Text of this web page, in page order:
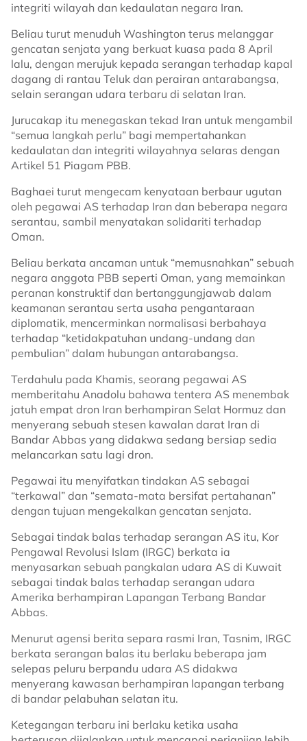
integriti wilayah dan kedaulatan negara Iran.
Beliau turut menuduh Washington terus melanggar
gencatan senjata yang berkuat kuasa pada 8 April
lalu, dengan merujuk kepada serangan terhadap kapal
dagang di rantau Teluk dan perairan antarabangsa,
selain serangan udara terbaru di selatan Iran.
Jurucakap itu menegaskan tekad Iran untuk mengambil
“semua langkah perlu” bagi mempertahankan
kedaulatan dan integriti wilayahnya selaras dengan
Artikel 51 Piagam PBB.
Baghaei turut mengecam kenyataan berbaur ugutan
oleh pegawai AS terhadap Iran dan beberapa negara
serantau, sambil menyatakan solidariti terhadap
Oman.
Beliau berkata ancaman untuk “memusnahkan” sebuah
negara anggota PBB seperti Oman, yang memainkan
peranan konstruktif dan bertanggungjawab dalam
keamanan serantau serta usaha pengantaraan
diplomatik, mencerminkan normalisasi berbahaya
terhadap “ketidakpatuhan undang-undang dan
pembulian” dalam hubungan antarabangsa.
Terdahulu pada Khamis, seorang pegawai AS
memberitahu Anadolu bahawa tentera AS menembak
jatuh empat dron Iran berhampiran Selat Hormuz dan
menyerang sebuah stesen kawalan darat Iran di
Bandar Abbas yang didakwa sedang bersiap sedia
melancarkan satu lagi dron.
Pegawai itu menyifatkan tindakan AS sebagai
“terkawal” dan “semata-mata bersifat pertahanan”
dengan tujuan mengekalkan gencatan senjata.
Sebagai tindak balas terhadap serangan AS itu, Kor
Pengawal Revolusi Islam (IRGC) berkata ia
menyasarkan sebuah pangkalan udara AS di Kuwait
sebagai tindak balas terhadap serangan udara
Amerika berhampiran Lapangan Terbang Bandar
Abbas.
Menurut agensi berita separa rasmi Iran, Tasnim, IRGC
berkata serangan balas itu berlaku beberapa jam
selepas peluru berpandu udara AS didakwa
menyerang kawasan berhampiran lapangan terbang
di bandar pelabuhan selatan itu.
Ketegangan terbaru ini berlaku ketika usaha